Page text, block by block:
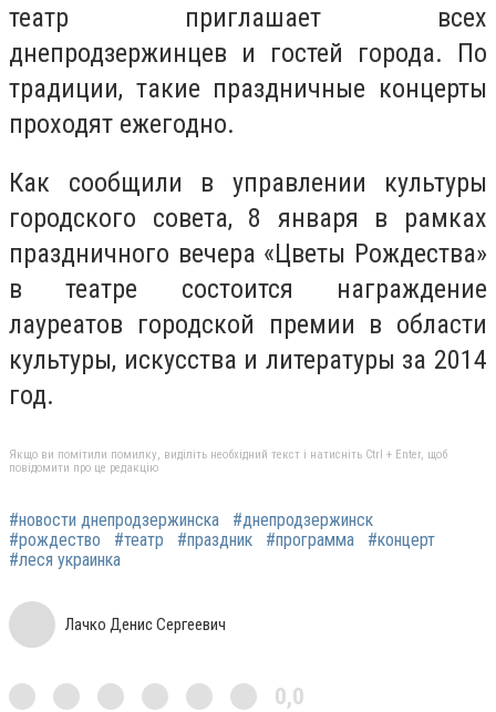
театр приглашает всех
днепродзержинцев и гостей города. По
традиции, такие праздничные концерты
проходят ежегодно.
Как сообщили в управлении культуры
городского совета, 8 января в рамках
праздничного вечера «Цветы Рождества»
в театре состоится награждение
лауреатов городской премии в области
культуры, искусства и литературы за 2014
год.
Якщо ви помітили помилку, виділіть необхідний текст і натисніть Ctrl + Enter, щоб
повідомити про це редакцію
#новости днепродзержинска
#днепродзержинск
#рождество
#театр #праздник #программа
#концерт
#леся украинка
Лачко Денис Сергеевич
0,0